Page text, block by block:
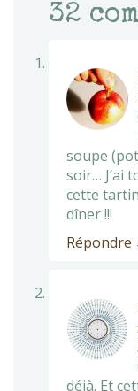
32
soupe
soir… J’ai
cette
dîner !!!
Répondre
déjà. Et